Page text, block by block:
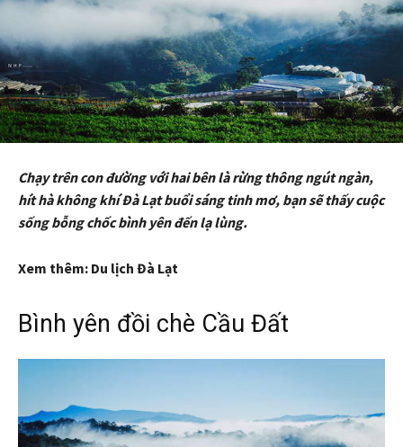
Chạy trên con đường với hai bên là rừng thông ngút ngàn,
hít hà không khí Đà Lạt buổi sáng tinh mơ, bạn sẽ thấy cuộc
sống bỗng chốc bình yên đến lạ lùng.
Xem thêm: Du lịch Đà Lạt
Bình yên đồi chè Cầu Đất